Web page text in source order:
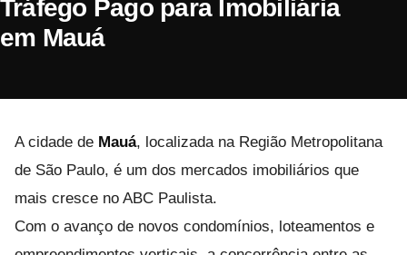
Tráfego Pago para Imobiliária
em Mauá
A cidade de Mauá, localizada na Região Metropolitana
de São Paulo, é um dos mercados imobiliários que
mais cresce no ABC Paulista.
Com o avanço de novos condomínios, loteamentos e